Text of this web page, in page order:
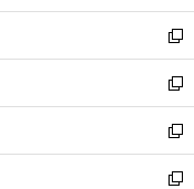
開
く
ウ
で
開
く
ン
ド
ウ
で
開
く
ウ
ィ
ン
ド
ウ
で
開
く
新
し
い
ウ
ィ
ン
ド
新
し
い
ウ
ィ
新
し
い
新